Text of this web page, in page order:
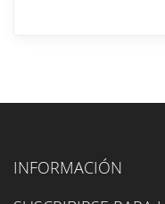
INFORMACIÓN